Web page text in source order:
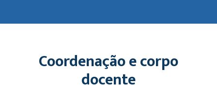
Coordenação e corpo
docente